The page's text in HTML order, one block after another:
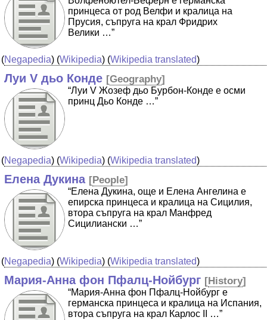
принцеса от род Велфи и кралица на
Прусия, съпруга на крал Фридрих
Велики …”
(Negapedia) (Wikipedia) (Wikipedia translated)
Луи V дьо Конде [Geography]
“Луи V Жозеф дьо Бурбон-Конде е осми
принц Дьо Конде …”
(Negapedia) (Wikipedia) (Wikipedia translated)
Елена Дукина [People]
“Елена Дукина, още и Елена Ангелина е
епирска принцеса и кралица на Сицилия,
втора съпруга на крал Манфред
Сицилиански …”
(Negapedia) (Wikipedia) (Wikipedia translated)
Мария-Анна фон Пфалц-Нойбург [History]
“Мария-Анна фон Пфалц-Нойбург е
германска принцеса и кралица на Испания,
втора съпруга на крал Карлос II …”